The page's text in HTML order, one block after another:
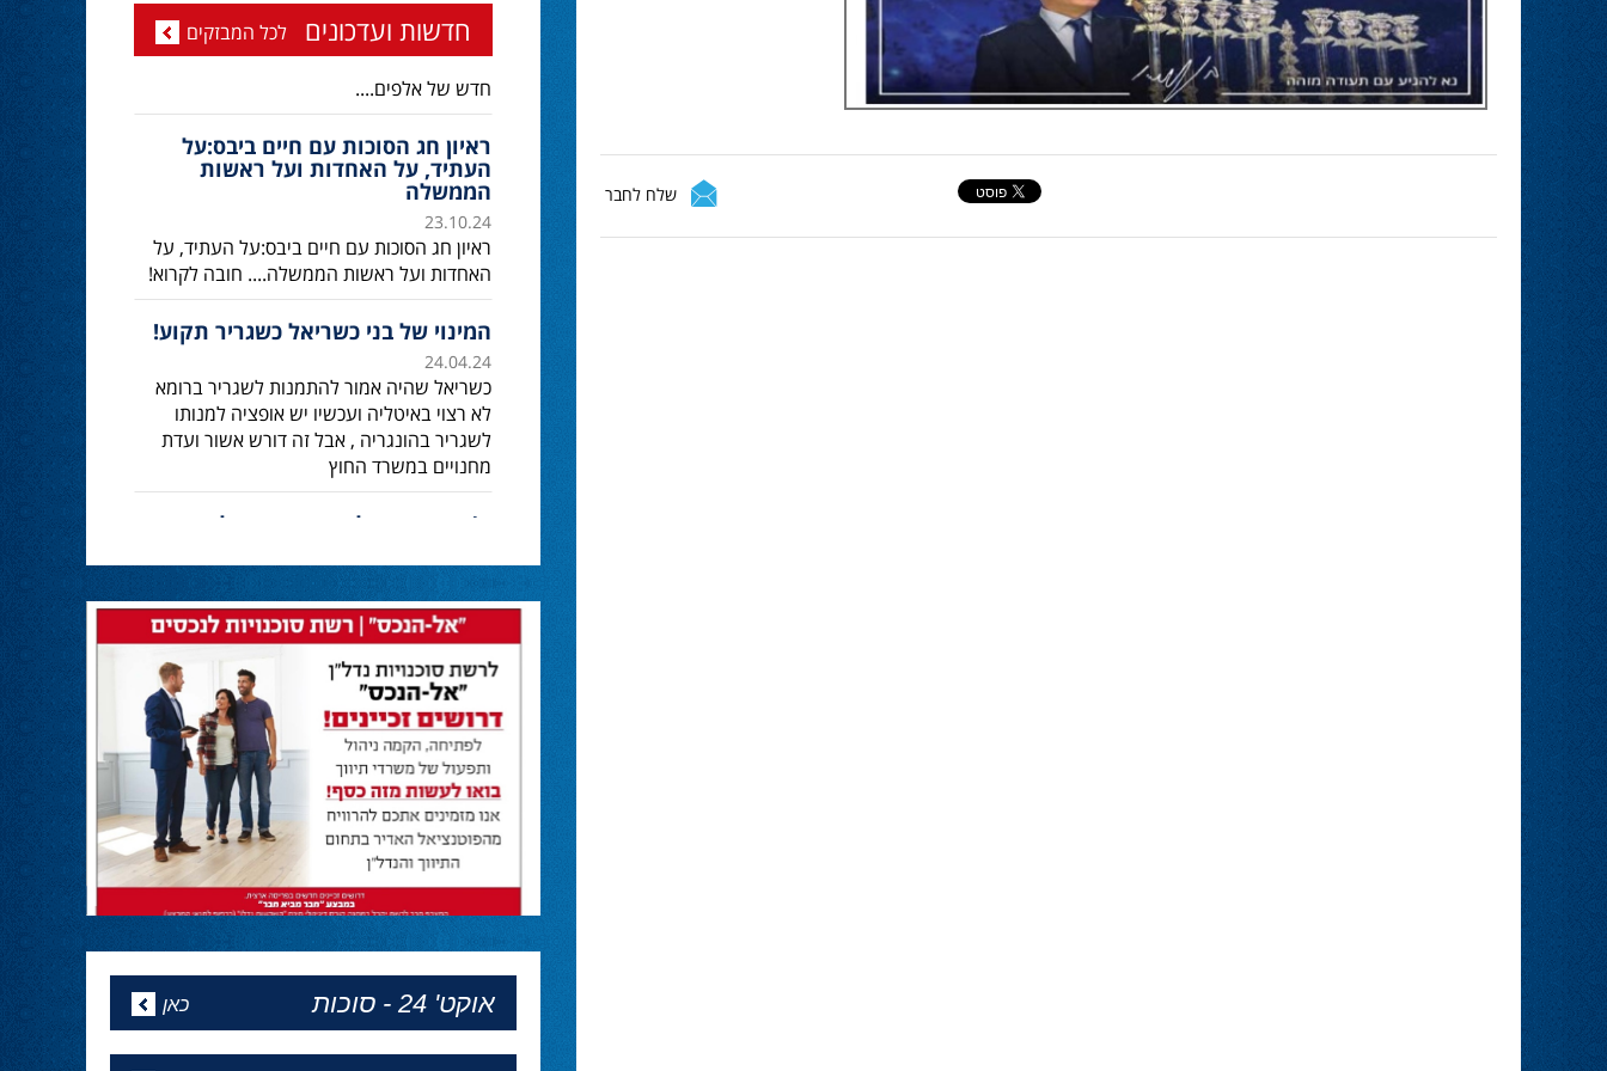
שלח לחבר
חדשות ועדכונים לכל המבזקים
ד''ר זידאן - עידן חדש בליכוד ובמשפט
23.10.24
ד''ר סמיר זידאן, מועמד דרוזי לכנסת , עם מיפקד
חדש של אלפים....
ראיון חג הסוכות עם חיים ביבס:על
העתיד, על האחדות ועל ראשות
הממשלה
23.10.24
ראיון חג הסוכות עם חיים ביבס:על העתיד, על
האחדות ועל ראשות הממשלה.... חובה לקרוא!
המינוי של בני כשריאל כשגריר תקוע!
24.04.24
כשריאל שהיה אמור להתמנות לשגריר ברומא
לא רצוי באיטליה ועכשיו יש אופציה למנותו
לשגריר בהונגריה , אבל זה דורש אשור ועדת
מחנויים במשרד החוץ
ח’כ אושר שקלים: נתניהו מגלה
30.04.24
חבר הכנסת אושר שקלים מחזק את ראש
הממשלה:
״מול כל הלחצים, החתרנים והדיס אינפורמציה,
ראש הממשלה נתניהו שוב מגלה מנהיגות,
ובהתאם לקריאתנו, לרצון העם והחיילים מבהיר
שניכנס לרפיח ונחסל את מה שנשאר מגדודי
החמאס. עד הניצחון המוחלט!״
המגזין של פסח
24.04.24
מהדורה מיוחדת לפסח של ''הכל פוליטיקה''
באתר - כל העיתונים
אופיר אקוניס יתחיל את כהונתו
כקונסול בניו יורק ב1 למאי
24.04.24
אופיר אקוניס יתחיל את כהונתו כקונסול בניו יורק
ב1 למאי